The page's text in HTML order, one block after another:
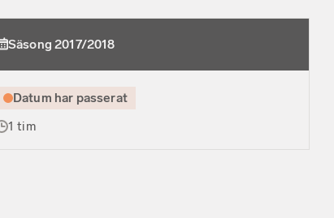
Säsong 2017/2018
Datum har passerat
1 tim